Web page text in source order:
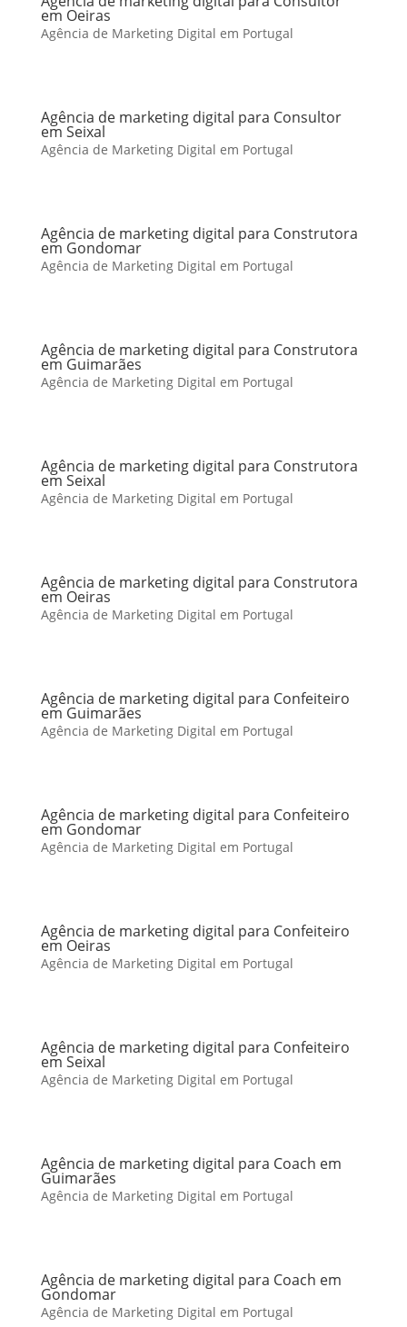
em Oeiras
Agência de Marketing Digital em Portugal
Agência de marketing digital para Consultor
em Seixal
Agência de Marketing Digital em Portugal
Agência de marketing digital para Construtora
em Gondomar
Agência de Marketing Digital em Portugal
Agência de marketing digital para Construtora
em Guimarães
Agência de Marketing Digital em Portugal
Agência de marketing digital para Construtora
em Seixal
Agência de Marketing Digital em Portugal
Agência de marketing digital para Construtora
em Oeiras
Agência de Marketing Digital em Portugal
Agência de marketing digital para Confeiteiro
em Guimarães
Agência de Marketing Digital em Portugal
Agência de marketing digital para Confeiteiro
em Gondomar
Agência de Marketing Digital em Portugal
Agência de marketing digital para Confeiteiro
em Oeiras
Agência de Marketing Digital em Portugal
Agência de marketing digital para Confeiteiro
em Seixal
Agência de Marketing Digital em Portugal
Agência de marketing digital para Coach em
Guimarães
Agência de Marketing Digital em Portugal
Agência de marketing digital para Coach em
Gondomar
Agência de Marketing Digital em Portugal